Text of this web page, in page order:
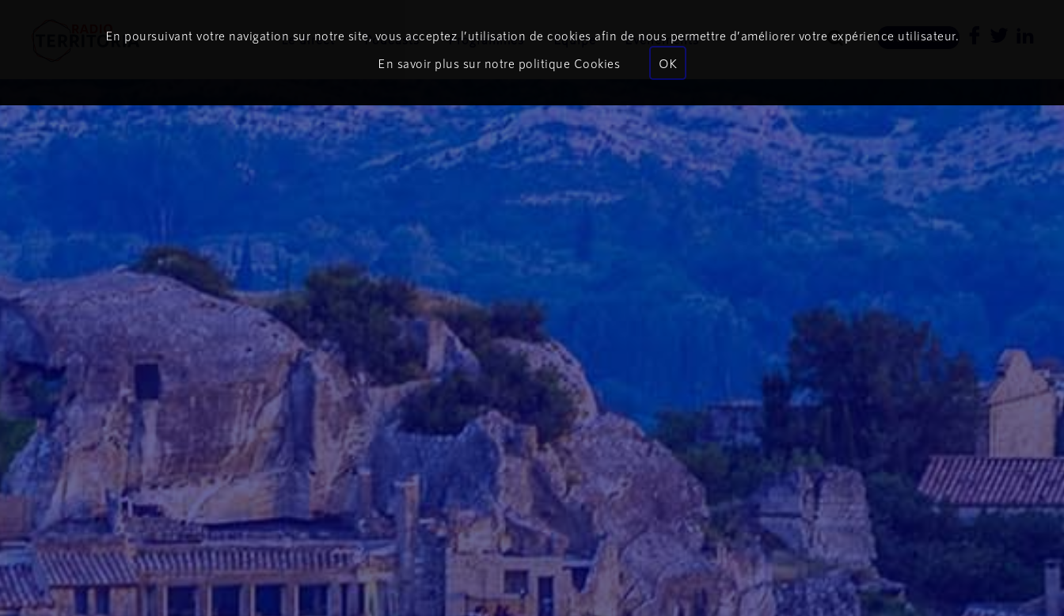
Newsletter
Le direct Podcasts Programmes Équipe Événements
En poursuivant votre navigation sur notre site, vous acceptez l’utilisation de cookies afin de nous permettre d’améliorer votre expérience utilisateur.
En savoir plus sur notre politique Cookies
OK